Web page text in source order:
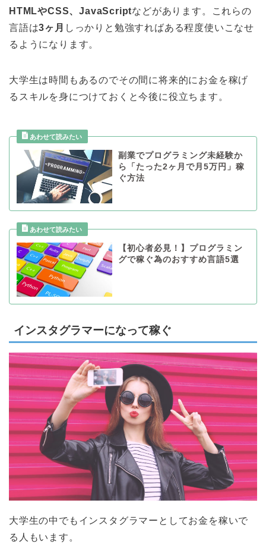
HTMLやCSS、JavaScriptなどがあります。これらの
言語は3ヶ月 しっかりと勉強すればある程度使いこなせ
るようになります。
大学生は時間もあるのでその間に将来的にお金を稼げ
るスキルを身につけておくと今後に役立ちます。
副業でプログラミング未経験か
ら「たった2ヶ月で月5万円」稼
ぐ方法
【初心者必見！】プログラミン
グで稼ぐ為のおすすめ言語5選
インスタグラマーになって稼ぐ
大学生の中でもインスタグラマーとしてお金を稼いで
る人もいます。